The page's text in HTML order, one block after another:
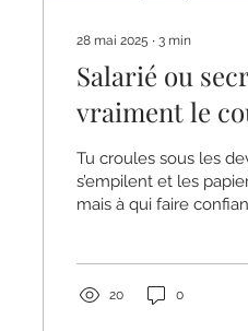
28 mai 2025 ∙ 3 min
Salarié ou
vraiment le
Tu croules sous les
s’empilent et les
mais à qui faire
20 0